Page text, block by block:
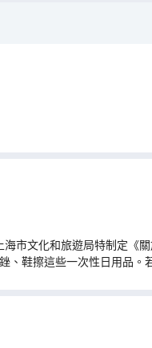
市文化和旅遊局特制定《
、鞋擦這些一次性日用品。